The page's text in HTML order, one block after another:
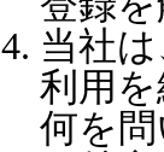
当社
利用
何を